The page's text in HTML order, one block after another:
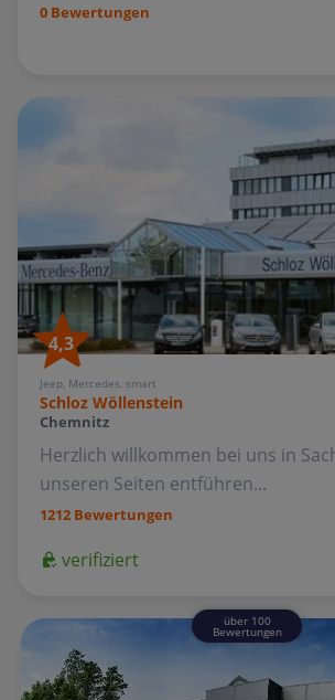
0 Bewertungen
4,3
Jeep, Mercedes, smart
Schloz Wöllenstein
Chemnitz
Herzlich willkommen bei uns in
unseren Seiten entführen...
1212 Bewertungen
verifiziert
über 100
Bewertungen